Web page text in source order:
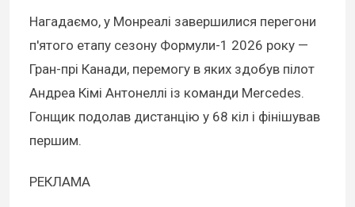
Нагадаємо, у Монреалі завершилися перегони
п'ятого етапу сезону Формули-1 2026 року —
Гран-прі Канади, перемогу в яких здобув пілот
Андреа Кімі Антонеллі із команди Mercedes.
Гонщик подолав дистанцію у 68 кіл і фінішував
першим.
РЕКЛАМА